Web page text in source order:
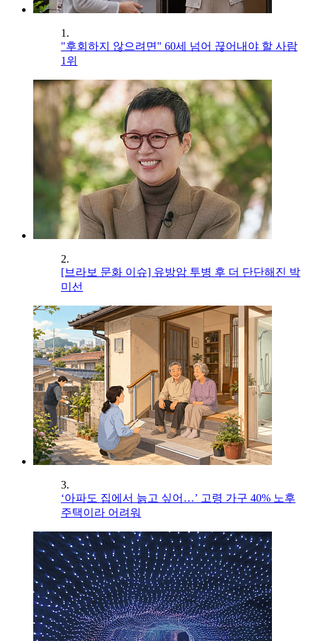
1.
"후회하지 않으려면" 60세 넘어 끊어내야 할 사람
1위
2.
[브라보 문화 이슈] 유방암 투병 후 더 단단해진 박
미선
3.
‘아파도 집에서 늙고 싶어…’ 고령 가구 40% 노후
주택이라 어려워